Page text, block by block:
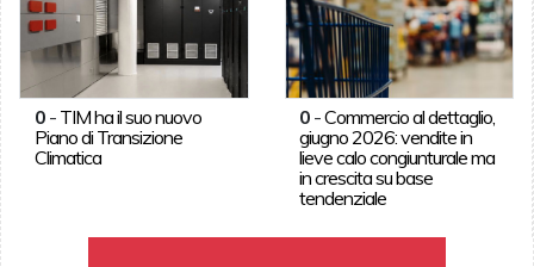
0- TIM ha il suo nuovo
Piano di Transizione
Climatica
0 -Commercio al dettaglio,
giugno 2026: vendite in
lieve calo congiunturale ma
in crescita su base
tendenziale